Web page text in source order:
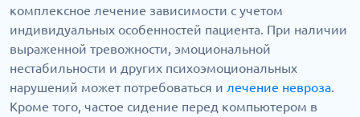
комплексное лечение зависимости с учетом
индивидуальных особенностей пациента. При наличии
выраженной тревожности, эмоциональной
нестабильности и других психоэмоциональных
нарушений может потребоваться и лечение невроза.
Кроме того, частое сидение перед компьютером в